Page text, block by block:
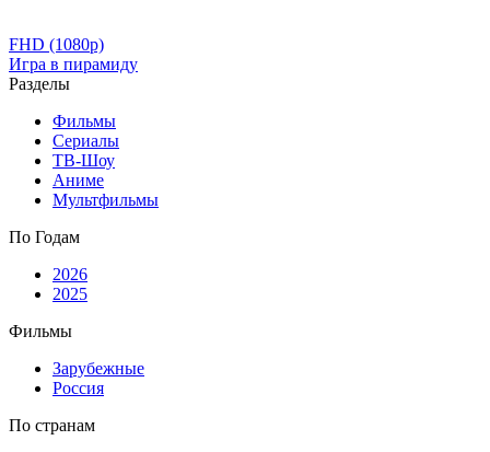
FHD (1080p)
Игра в пирамиду
Разделы
Фильмы
Сериалы
ТВ-Шоу
Аниме
Мультфильмы
По Годам
2026
2025
Фильмы
Зарубежные
Россия
По странам